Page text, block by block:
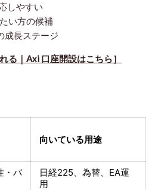
しやすい
い方の候補
成長ステージ
る｜Axi 口座開設はこちら］
向いている用途
・バ
日経225、為替、EA運
用